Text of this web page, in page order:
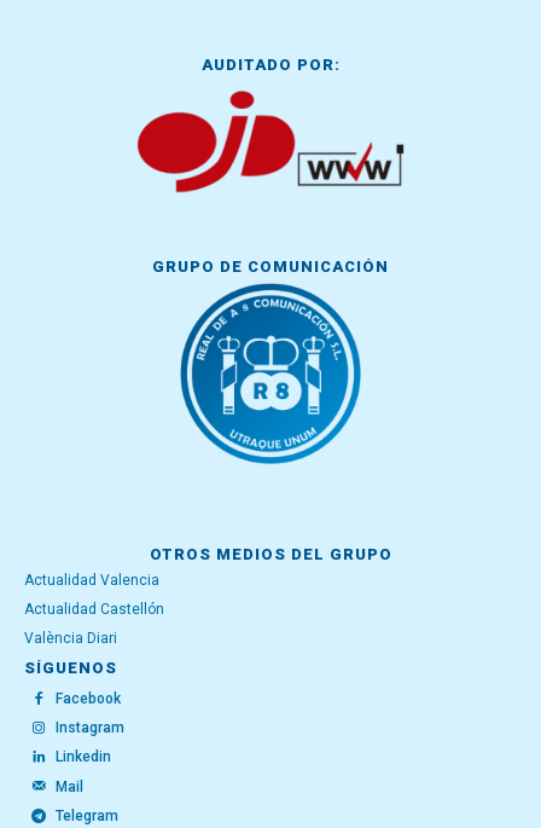
AUDITADO POR:
GRUPO DE COMUNICACIÓN
OTROS MEDIOS DEL GRUPO
Actualidad Valencia
Actualidad Castellón
València Diari
SÍGUENOS
Facebook
Instagram
Linkedin
Mail
Telegram